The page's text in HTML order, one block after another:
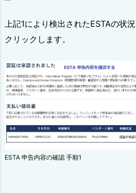
上記1により検出されたESTAの状
クリックします。
ESTA 申告内容の確認 手順1